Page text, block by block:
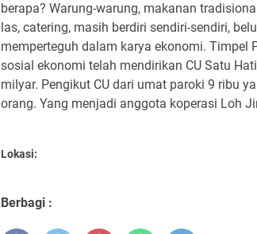
berapa? Warung-warung, makanan
las, catering, masih berdiri sendiri-sendiri,
memperteguh dalam karya ekonomi. Timpel
sosial ekonomi telah mendirikan CU Satu
milyar. Pengikut CU dari umat paroki 9 ribu
orang. Yang menjadi anggota koperasi Loh
Lokasi:
Berbagi :